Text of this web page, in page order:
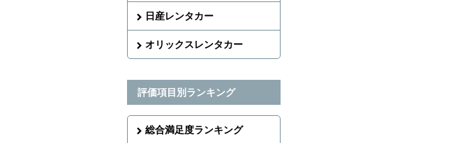
日産レンタカー
オリックスレンタカー
評価項目別ランキング
総合満足度ランキング